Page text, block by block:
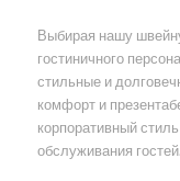
Выбирая нашу
гостиничного
стильные и
комфорт и
корпоративный
обслуживания гостей.